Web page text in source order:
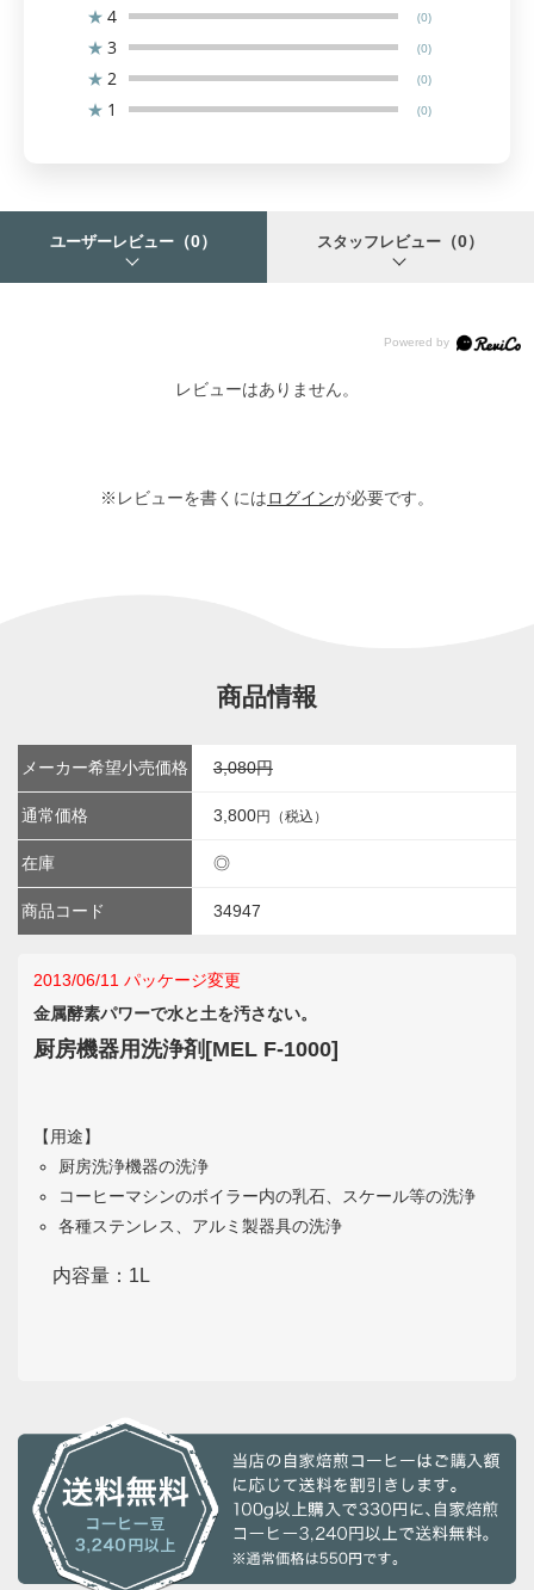
★ 4 (0)
★ 3 (0)
★ 2 (0)
★ 1 (0)
ユーザーレビュー （0） スタッフレビュー （0）
レビューはありません。
※レビューを書くにはログインが必要です。
商品情報
メーカー希望小売価格 3,080円
通常価格 3,800円（税込）
在庫 ◎
商品コード 34947
2013/06/11 パッケージ変更
金属酵素パワーで水と土を汚さない。
厨房機器用洗浄剤[MEL F-1000]
【用途】
厨房洗浄機器の洗浄
コーヒーマシンのボイラー内の乳石、スケール等の洗浄
各種ステンレス、アルミ製器具の洗浄
内容量：1L